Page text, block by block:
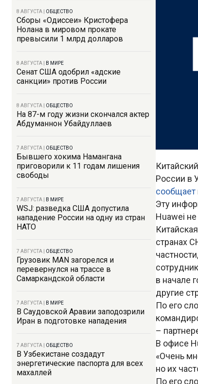
8 АВГУСТА ОБЩЕСТВО
Сборы «Одиссеи» Кристофера
Нолана в мировом прокате
превысили 1 млрд долларов
8 АВГУСТА В МИРЕ
Сенат США одобрил «адские
санкции» против России
8 АВГУСТА ОБЩЕСТВО
На 87-м году жизни скончался актер
Абдуманнон Убайдуллаев
7 АВГУСТА ОБЩЕСТВО
Бывшего хокима Намангана
приговорили к 11 годам лишения
свободы
7 АВГУСТА В МИРЕ
WSJ: разведка США допустила
нападение России на одну из стран
НАТО
7 АВГУСТА ОБЩЕСТВО
Грузовик MAN загорелся и
перевернулся на трассе в
Самаркандской области
7 АВГУСТА В МИРЕ
В Саудовской Аравии заподозрили
Иран в подготовке нападения
7 АВГУСТА ОБЩЕСТВО
В Узбекистане создадут
энергетические паспорта для всех
махаллей
России в
сообщает
Эту
Huawei
странах
в начале
другие
По его
–
В офисе
«Очень
но их
По его